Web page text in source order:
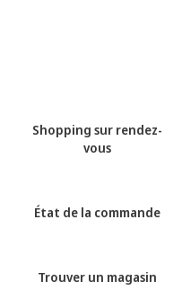
Shopping sur rendez-
vous
État de la commande
Trouver un magasin